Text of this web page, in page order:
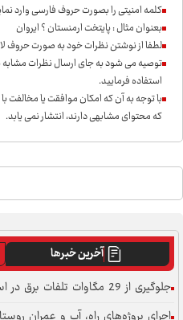
کلمه امنیتی را بصورت حروف فارسی وارد
بعنوان مثال : پایتخت ارمنستان ؟ ایروان
لطفا از نوشتن نظرات خود به صورت حروف
توصیه می شود به جای ارسال نظرات مشابه
استفاده فرمایید.
با توجه به آن که امکان موافقت یا مخالفت
که محتوای مشابهی دارند، انتشار نمی یابد.
آخرین خبرها
جلوگیری از 29 مگاوات تلفات برق در استان مرکزی